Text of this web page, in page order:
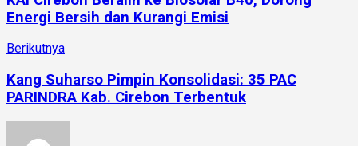
Energi Bersih dan Kurangi Emisi
Berikutnya
Kang Suharso Pimpin Konsolidasi: 35 PAC
PARINDRA Kab. Cirebon Terbentuk